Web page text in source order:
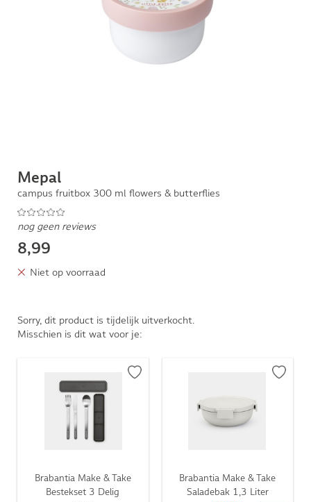
Mepal
campus fruitbox 300 ml flowers & butterflies
nog geen reviews
8,99
Niet op voorraad
Sorry, dit product is tijdelijk uitverkocht.
Misschien is dit wat voor je:
Brabantia Make & Take
Bestekset 3 Delig
Brabantia Make & Take
Saladebak 1,3 Liter